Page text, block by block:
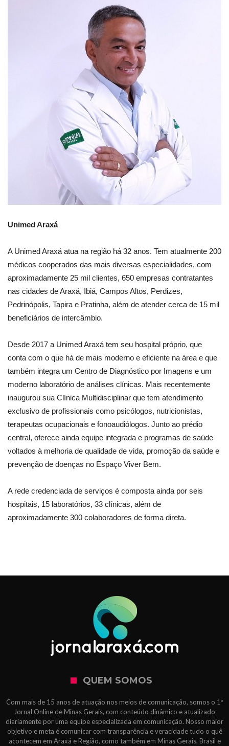
Unimed Araxá
A Unimed Araxá atua na região há 32 anos. Tem atualmente 200
médicos cooperados das mais diversas especialidades, com
aproximadamente 25 mil clientes, 650 empresas contratantes
nas cidades de Araxá, Ibiá, Campos Altos, Perdizes,
Pedrinópolis, Tapira e Pratinha, além de atender cerca de 15 mil
beneficiários de intercâmbio.
Desde 2017 a Unimed Araxá tem seu hospital próprio, que
conta com o que há de mais moderno e eficiente na área e que
também integra um Centro de Diagnóstico por Imagens e um
moderno laboratório de análises clínicas. Mais recentemente
inaugurou sua Clínica Multidisciplinar que tem atendimento
exclusivo de profissionais como psicólogos, nutricionistas,
terapeutas ocupacionais e fonoaudiólogos. Junto ao prédio
central, oferece ainda equipe integrada e programas de saúde
voltados à melhoria de qualidade de vida, promoção da saúde e
prevenção de doenças no Espaço Viver Bem.
A rede credenciada de serviços é composta ainda por seis
hospitais, 15 laboratórios, 33 clínicas, além de
aproximadamente 300 colaboradores de forma direta.
QUEM SOMOS
Com mais de 15 anos de atuação nos meios de comunicação, somos o 1º
Jornal Online de Minas Gerais, com conteúdo dinâmico e atualizado
diariamente por uma equipe especializada em comunicação. Nosso maior
objetivo e meta é comunicar com transparência e veracidade tudo o quê
acontecem em Araxá e Região, como também em Minas Gerais, Brasil e